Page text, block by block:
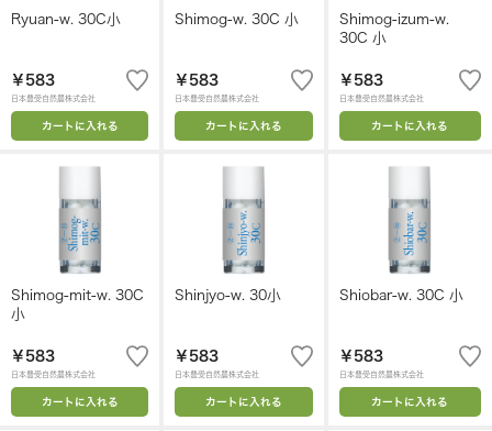
Ryuan-w. 30C小
￥583
日本豊受自然農株式会社
カートに入れる
Shimog-w. 30C 小
￥583
日本豊受自然農株式会社
カートに入れる
Shimog-izum-w.
30C 小
￥583
日本豊受自然農株式会社
カートに入れる
Shimog-mit-w. 30C
小
￥583
日本豊受自然農株式会社
カートに入れる
Shinjyo-w. 30小
￥583
日本豊受自然農株式会社
カートに入れる
Shiobar-w. 30C 小
￥583
日本豊受自然農株式会社
カートに入れる